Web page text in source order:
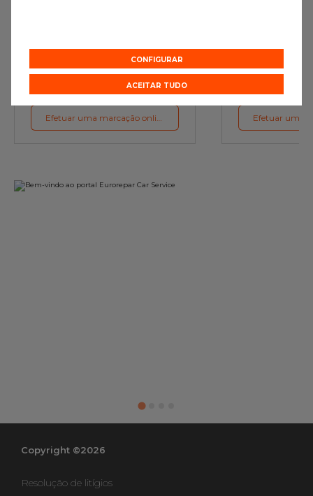
Orçamento online
Efetuar uma marcação online
Copyright ©2026
Resolução de litígios
CONFIGURAR
ACEITAR TUDO